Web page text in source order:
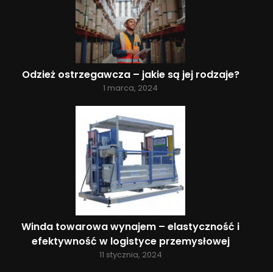
Odzież ostrzegawcza – jakie są jej rodzaje?
1 marca, 2024
Winda towarowa wynajem – elastyczność i
efektywność w logistyce przemysłowej
11 stycznia, 2024